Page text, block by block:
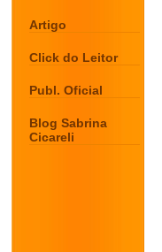
Artigo
Click do Leitor
Publ. Oficial
Blog Sabrina
Cicareli